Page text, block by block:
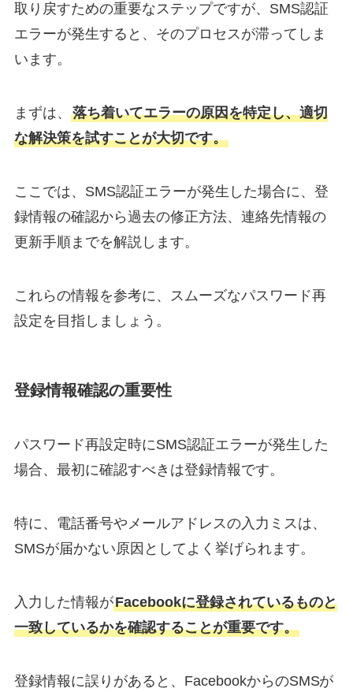
取り戻すための重要なステップですが、SMS認証
エラーが発生すると、そのプロセスが滞ってしま
います。
まずは、 落ち着いてエラーの原因を特定し、適切
な解決策を試すことが大切です。
ここでは、SMS認証エラーが発生した場合に、登
録情報の確認から過去の修正方法、連絡先情報の
更新手順までを解説します。
これらの情報を参考に、スムーズなパスワード再
設定を目指しましょう。
登録情報確認の重要性
パスワード再設定時にSMS認証エラーが発生した
場合、最初に確認すべきは登録情報です。
特に、電話番号やメールアドレスの入力ミスは、
SMSが届かない原因としてよく挙げられます。
入力した情報がFacebookに登録されているものと
一致しているかを確認することが重要です。
登録情報に誤りがあると、FacebookからのSMSが